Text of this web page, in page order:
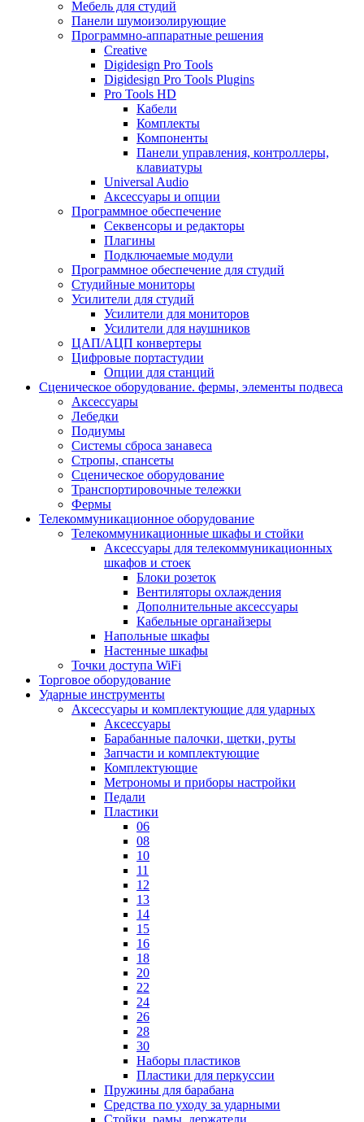
Мебель для студий
Панели шумоизолирующие
Программно-аппаратные решения
Creative
Digidesign Pro Tools
Digidesign Pro Tools Plugins
Pro Tools HD
Кабели
Комплекты
Компоненты
Панели управления, контроллеры,
клавиатуры
Universal Audio
Аксессуары и опции
Программное обеспечение
Cеквенсоры и редакторы
Плагины
Подключаемые модули
Программное обеспечение для студий
Студийные мониторы
Усилители для студий
Усилители для мониторов
Усилители для наушников
ЦАП/АЦП конвертеры
Цифровые портастудии
Опции для станций
Сценическое оборудование. фермы, элементы подвеса
Аксессуары
Лебедки
Подиумы
Системы сброса занавеса
Стропы, спансеты
Сценическое оборудование
Транспортировочные тележки
Фермы
Телекоммуникационное оборудование
Телекоммуникационные шкафы и стойки
Аксессуары для телекоммуникационных
шкафов и стоек
Блоки розеток
Вентиляторы охлаждения
Дополнительные аксессуары
Кабельные органайзеры
Напольные шкафы
Настенные шкафы
Точки доступа WiFi
Торговое оборудование
Ударные инструменты
Аксессуары и комплектующие для ударных
Аксессуары
Барабанные палочки, щетки, руты
Запчасти и комплектующие
Комплектующие
Метрономы и приборы настройки
Педали
Пластики
06
08
10
11
12
13
14
15
16
18
20
22
24
26
28
30
Наборы пластиков
Пластики для перкуссии
Пружины для барабана
Средства по уходу за ударными
Стойки, рамы, держатели